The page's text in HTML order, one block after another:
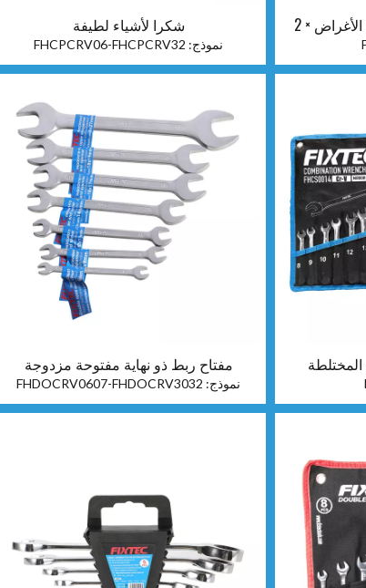
مفتاح ربط ذاتي القفل متعدد الأغراض × 2
شكرا لأشياء لطيفة
نموذج: FHCPCRV06-FHCPCRV32
مفتاح ربط ذو نهاية مفتوحة مزدوجة
نموذج: FHDOCRV0607-FHDOCRV3032